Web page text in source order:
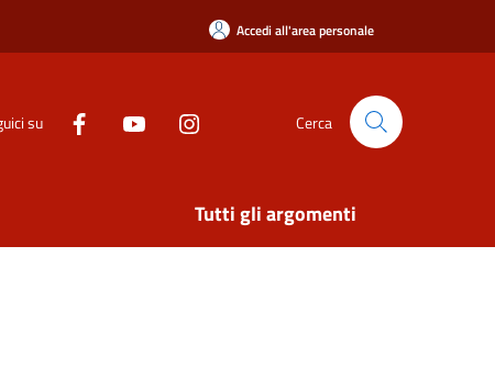
Accedi all'area personale
su Cerca
Tutti gli argomenti